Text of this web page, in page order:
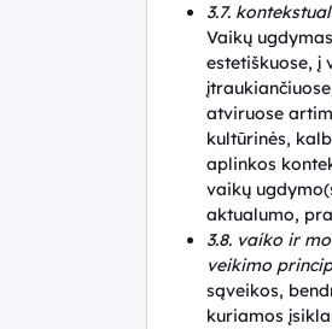
3.7.
Vaikų
estetiškuose, į
atviruose
kultūrinės,
aplinkos
vaikų
aktualumo,
3.8. vaiko ir
veikimo
sąveikos,
kuriamos